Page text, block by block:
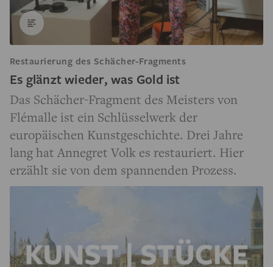
Restaurierung des Schächer-Fragments
Es glänzt wieder, was Gold ist
Das Schächer-Fragment des Meisters von
Flémalle ist ein Schlüsselwerk der
europäischen Kunstgeschichte. Drei Jahre
lang hat Annegret Volk es restauriert. Hier
erzählt sie von dem spannenden Prozess.